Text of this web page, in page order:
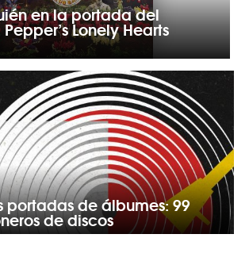
en la portada del
Lonely Hearts
portadas de álbumes: 99
de discos